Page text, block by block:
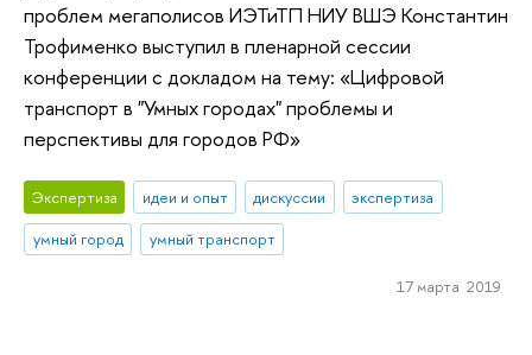
проблем мегаполисов ИЭТиТП НИУ ВШЭ Константин
Трофименко выступил в пленарной сессии
конференции с докладом на тему: «Цифровой
транспорт в "Умных городах" проблемы и
перспективы для городов РФ»
Экспертиза идеи и опыт дискуссии
экспертиза
умный город
умный транспорт
17 марта 2019